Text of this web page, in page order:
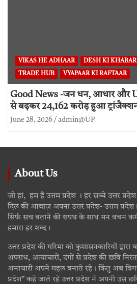
VIKAS HE ADHAAR DESH KI KHABAR
TRADE HUB VYAPAAR KI RAFTAAR
Good News -जन धन, आधार और
से बढ़कर 24,162 करोड़ हुआ
June 28, 2026 admin@UP
About Us
जी हां, हम हैं उत्तम प्रदेश । हर सच्चे उत्तर प्रदेश
दिल की आवाज़ अपना उत्तर प्रदेश- उत्तम
सिर्फ सच बताने की शपथ के साथ मन वचन
हमारा हर शब्द।
उत्तर प्रदेश की गरिमा को कुशासनकारियों
अपराध, अत्याचारों, दंगों से प्रदेश की छवि
अनाचारी अपने महल बनाते रहे। किंतु अब
प्रदेश” कहे जाते रहे उत्तर प्रदेश ने अपनी उस